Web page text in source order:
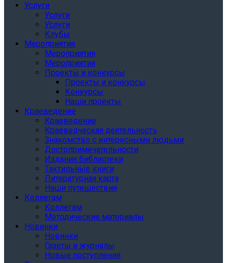
Услуги
Услуги
Услуги
Клубы
Мероприятия
Мероприятия
Мероприятия
Проекты и конкурсы
Проекты и конкурсы
Конкурсы
Наши проекты
Краеведение
Краеведение
Краеведческая деятельность
Знакомство с интересными людьми
Достопримечательности
Издания библиотеки
Тактильные книги
Литературная карта
Наши путешествия
Коллегам
Коллегам
Методические материалы
Новинки
Новинки
Газеты и журналы
Новые поступления